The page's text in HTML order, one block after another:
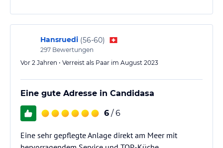
Ablagemöglichkeiten im Bad. Perfekt fanden wir die
Lage im Erdgeschoss, sodass man das Zimmer auch
über die Terrasse verlassen konnte.
Am Pool bekommt man unaufgefordert infused Water,
Hansruedi (56-60)
297 Bewertungen
Vor 2 Jahren • Verreist als Paar im August 2023
Eine gute Adresse in Candidasa
6 / 6
Eine sehr gepflegte Anlage direkt am Meer mit